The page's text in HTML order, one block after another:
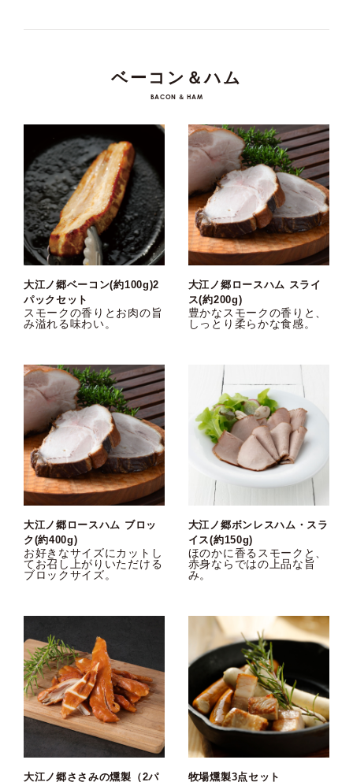
ベーコン＆ハム
BACON ＆ HAM
大江ノ郷ベーコン(約100g)2
パックセット
スモークの香りとお肉の旨
み溢れる味わい。
大江ノ郷ロースハム スライ
ス(約200g)
豊かなスモークの香りと、
しっとり柔らかな食感。
大江ノ郷ロースハム ブロッ
ク(約400g)
お好きなサイズにカットし
てお召し上がりいただける
ブロックサイズ。
大江ノ郷ボンレスハム・スラ
イス(約150g)
ほのかに香るスモークと、
赤身ならではの上品な旨
み。
大江ノ郷ささみの燻製（2パ 牧場燻製3点セット